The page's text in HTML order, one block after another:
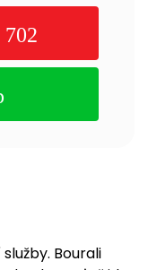
702
Bourali